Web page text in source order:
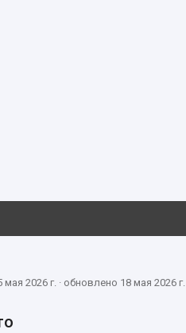
2026 г. · обновлено 18 мая 2026 г.